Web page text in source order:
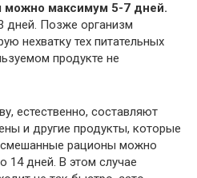
можно максимум 5-7 дней.
дней. Позже организм
нехватку тех питательных
продукте не
естественно, составляют
и другие продукты, которые
рационы можно
14 дней. В этом случае